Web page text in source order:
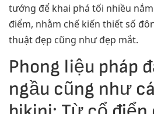
tướng để khai phá tối nhiều
điểm, nhằm chế kiến thiết số
thuật đẹp cũng như đẹp mắt.
Phong liệu pháp
ngầu cũng như